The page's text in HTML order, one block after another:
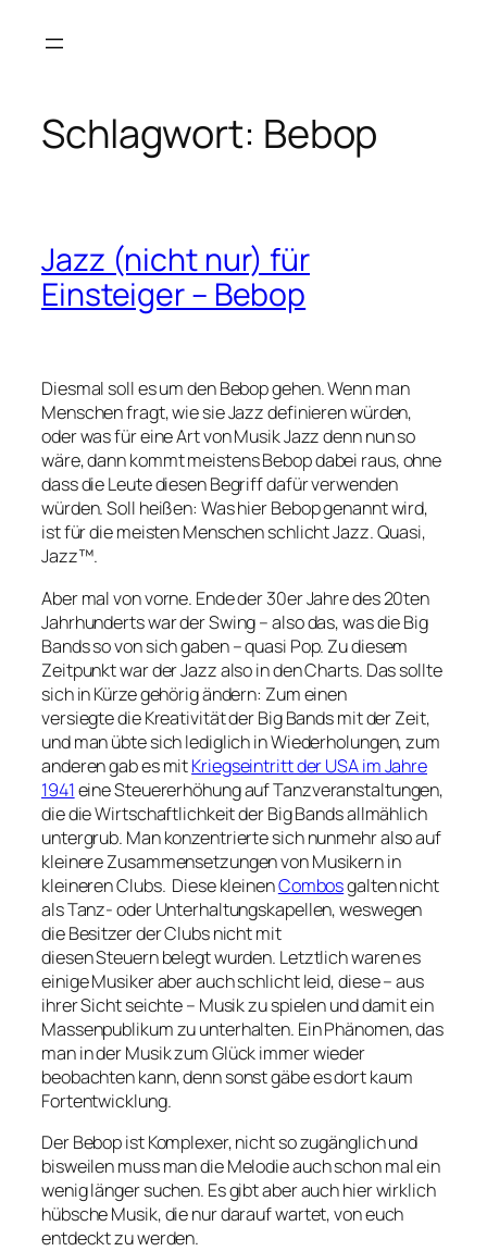
Inhalt
Schlagwort: Bebop
Jazz (nicht nur) für
Einsteiger – Bebop
Diesmal soll es um den Bebop gehen. Wenn man
Menschen fragt, wie sie Jazz definieren würden,
oder was für eine Art von Musik Jazz denn nun so
wäre, dann kommt meistens Bebop dabei raus, ohne
dass die Leute diesen Begriff dafür verwenden
würden. Soll heißen: Was hier Bebop genannt wird,
ist für die meisten Menschen schlicht Jazz. Quasi,
Jazz™.
Aber mal von vorne. Ende der 30er Jahre des 20ten
Jahrhunderts war der Swing – also das, was die Big
Bands so von sich gaben – quasi Pop. Zu diesem
Zeitpunkt war der Jazz also in den Charts. Das sollte
sich in Kürze gehörig ändern: Zum einen
versiegte die Kreativität der Big Bands mit der Zeit,
und man übte sich lediglich in Wiederholungen, zum
anderen gab es mitKriegseintritt der USA im Jahre
1941eine Steuererhöhung auf Tanzveranstaltungen,
die die Wirtschaftlichkeit der Big Bands allmählich
untergrub. Man konzentrierte sich nunmehr also auf
kleinere Zusammensetzungen von Musikern in
kleineren Clubs. Diese kleinenCombosgalten nicht
als Tanz- oder Unterhaltungskapellen, weswegen
die Besitzer der Clubs nicht mit
diesen Steuern belegt wurden. Letztlich waren es
einige Musiker aber auch schlicht leid, diese – aus
ihrer Sicht seichte – Musik zu spielen und damit ein
Massenpublikum zu unterhalten. Ein Phänomen, das
man in der Musik zum Glück immer wieder
beobachten kann, denn sonst gäbe es dort kaum
Fortentwicklung.
Der Bebop ist Komplexer, nicht so zugänglich und
bisweilen muss man die Melodie auch schon mal ein
wenig länger suchen. Es gibt aber auch hier wirklich
hübsche Musik, die nur darauf wartet, von euch
entdeckt zu werden.